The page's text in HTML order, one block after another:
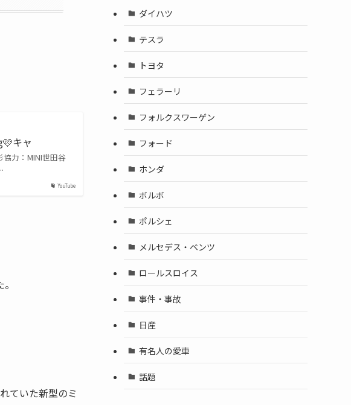
YouTube
キャ
力：MINI世田谷
ていた新型のミ
ダイハツ
テスラ
トヨタ
フェラーリ
フォルクスワーゲン
フォード
ホンダ
ボルボ
ポルシェ
メルセデス・ベンツ
ロールスロイス
事件・事故
日産
有名人の愛車
話題